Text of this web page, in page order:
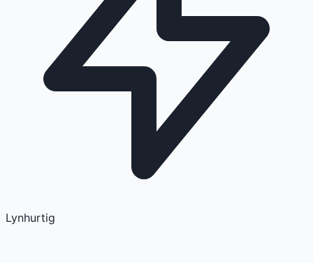
Lynhurtig